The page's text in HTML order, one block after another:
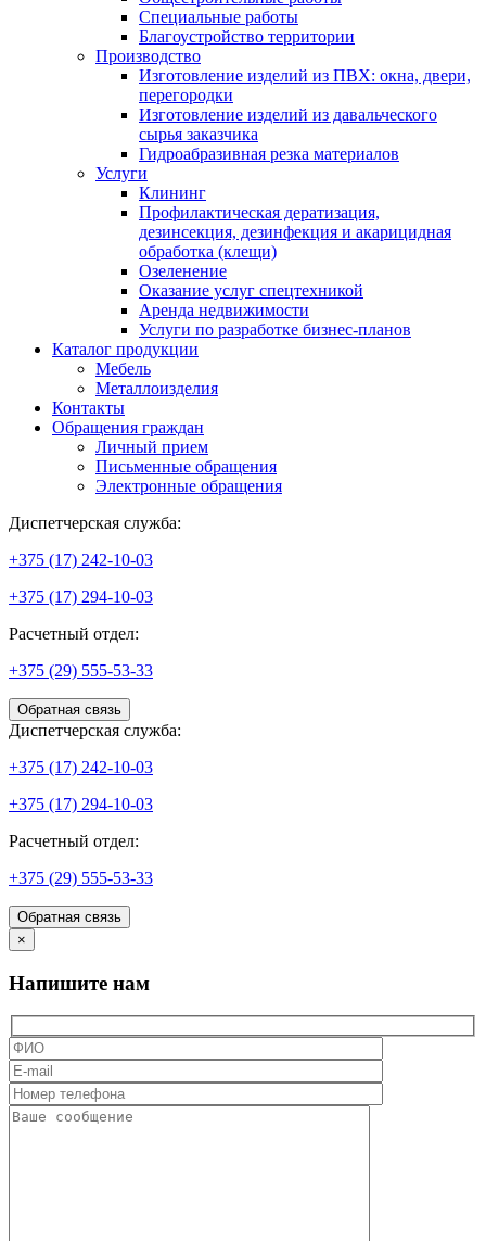
Специальные работы
Благоустройство территории
Производство
Изготовление изделий из ПВХ: окна, двери,
перегородки
Изготовление изделий из давальческого
сырья заказчика
Гидроабразивная резка материалов
Услуги
Клининг
Профилактическая дератизация,
дезинсекция, дезинфекция и акарицидная
обработка (клещи)
Озеленение
Оказание услуг спецтехникой
Аренда недвижимости
Услуги по разработке бизнес-планов
Каталог продукции
Мебель
Металлоизделия
Контакты
Обращения граждан
Личный прием
Письменные обращения
Электронные обращения
Диспетчерская служба:
+375 (17) 242-10-03
+375 (17) 294-10-03
Расчетный отдел:
+375 (29) 555-53-33
Обратная связь
Диспетчерская служба:
+375 (17) 242-10-03
+375 (17) 294-10-03
Расчетный отдел:
+375 (29) 555-53-33
Обратная связь
×
Напишите нам